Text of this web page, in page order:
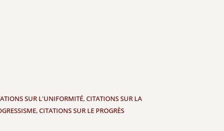
SUR L'UNIFORMITÉ,CITATIONS SUR LA
,CITATIONS SUR LE PROGRÈS